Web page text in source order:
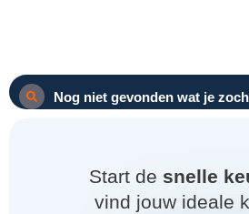
Nog niet gevonden wat je
Start de snelle
vind jouw ideale